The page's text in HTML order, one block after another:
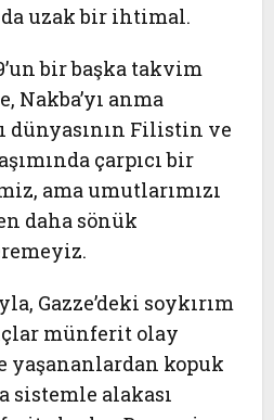
uzak bir ihtimal.
bir başka takvim
Nakba’yı anma
dünyasının Filistin ve
çarpıcı bir
ama umutlarımızı
daha sönük
Gazze’deki soykırım
münferit olay
yaşananlardan kopuk
sistemle alakası